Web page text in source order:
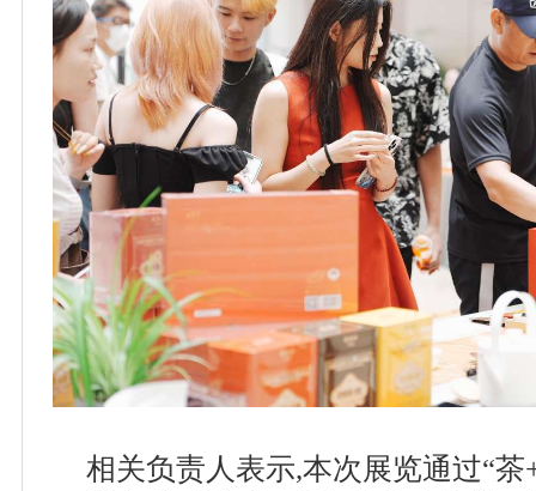
相关负责人表示,本次展览通过“